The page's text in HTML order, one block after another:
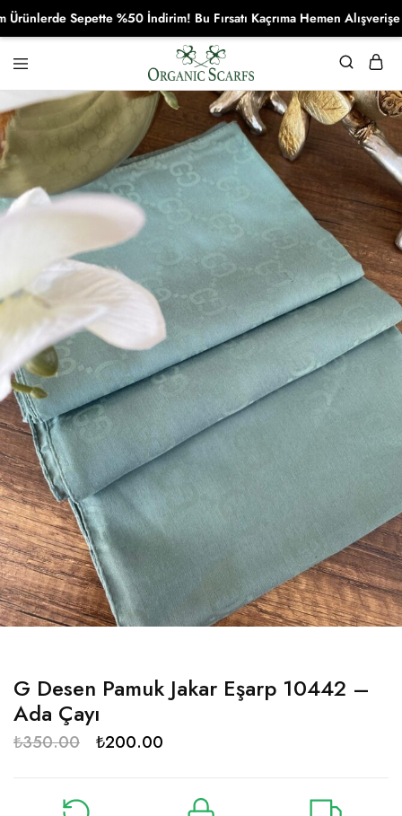
Organikscarf
G Desen Pamuk Jakar Eşarp 10442 –
Ada Çayı
₺350.00 ₺200.00
Sepette %50 İndirim! Bu Fırsatı Kaçrıma Hemen Alışverişe